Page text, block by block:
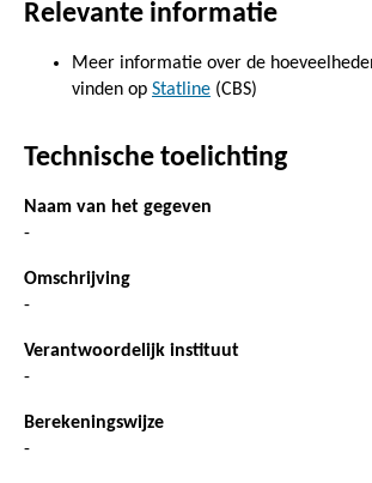
Relevante informatie
Meer informatie over de
vinden op Statline (CBS)
Technische toelichting
Naam van het gegeven
-
Omschrijving
-
Verantwoordelijk instituut
-
Berekeningswijze
-